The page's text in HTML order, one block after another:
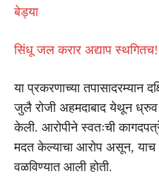
बेड्या
सिंधू जल करार अद्याप स्थगितच!
या प्रकरणाच्या तपासादरम्यान
जुलै रोजी अहमदाबाद येथून
केली. आरोपीने स्वतःची
मदत केल्याचा आरोप असून,
वळविण्यात आली होती.